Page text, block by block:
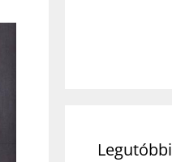
Legutóbbi